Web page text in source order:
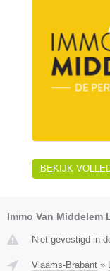
BEKIJK
Immo Van Middelem
Niet gevestigd in
Vlaams-Brabant »